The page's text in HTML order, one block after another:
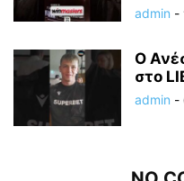
admin -
Ο
στο
admin -